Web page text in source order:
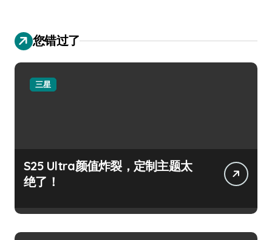
您错过了
三星
S25 Ultra颜值炸裂，定制主题太
绝了！